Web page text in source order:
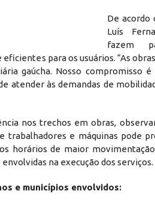
De acordo
Luís
fazem
para os usuários. “As
gaúcha. Nosso compromisso
atender às demandas de
nos trechos em obras,
trabalhadores e máquinas pode
horários de maior
na execução dos serviços.
e municípios envolvidos: